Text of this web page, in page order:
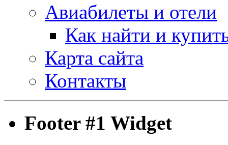
Авиабилеты и отели
Как найти и
Карта сайта
Контакты
Footer #1 Widget